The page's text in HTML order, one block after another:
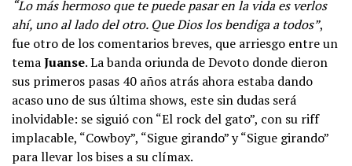
“Lo más hermoso que te puede pasar en la vida es verlos
ahí, uno al lado del otro. Que Dios los bendiga a todos”,
fue otro de los comentarios breves, que arriesgo entre un
temaJuanse. La banda oriunda de Devoto donde dieron
sus primeros pasas 40 años atrás ahora estaba dando
acaso uno de sus última shows, este sin dudas será
inolvidable: se siguió con “El rock del gato”, con su riff
implacable, “Cowboy”, “Sigue girando” y “Sigue girando”
para llevar los bises a su clímax.